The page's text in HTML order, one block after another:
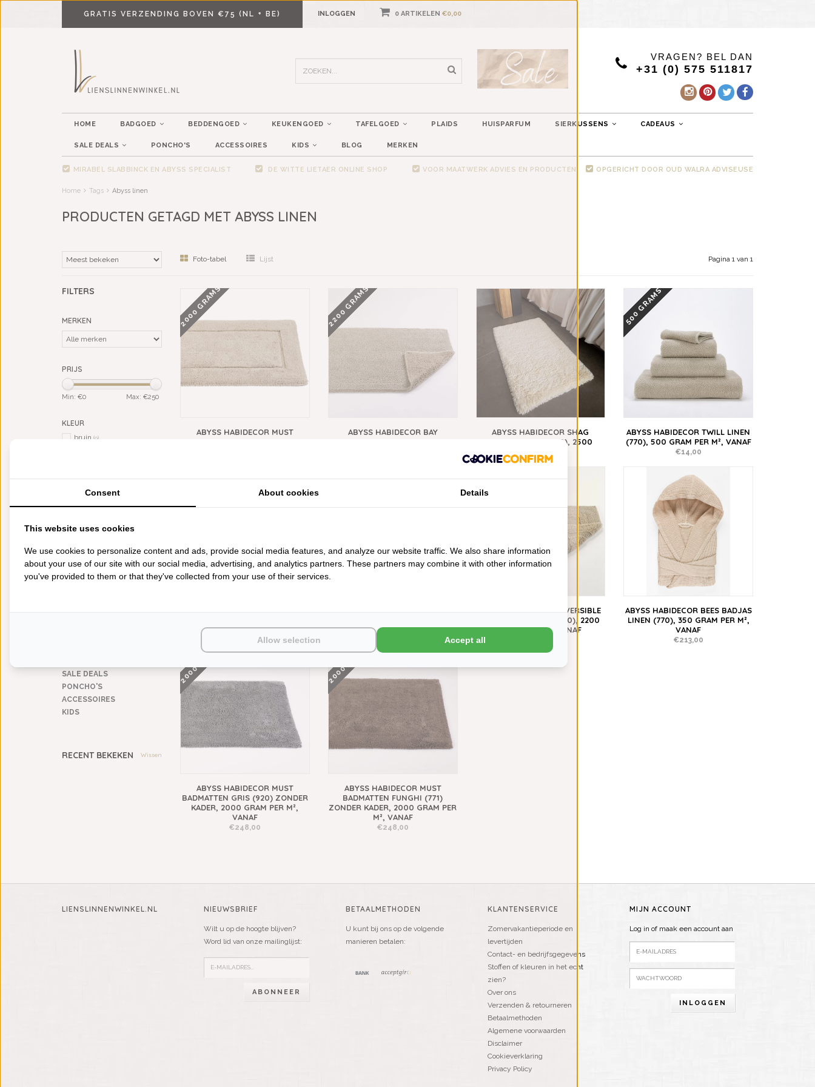
GRATIS VERZENDING BOVEN €75 (NL + BE) INLOGGEN 0 ARTIKELEN €0,00
VRAGEN? BEL DAN
+31 (0) 575 511817
HOME BADGOED BEDDENGOED KEUKENGOED TAFELGOED PLAIDS HUISPARFUM SIERKUSSENS CADEAUS
SALE DEALS PONCHO'S ACCESSOIRES KIDS BLOG MERKEN
MIRABEL SLABBINCK EN ABYSS SPECIALIST DE WITTE LIETAER ONLINE SHOP VOOR MAATWERK ADVIES EN PRODUCTEN OPGERICHT DOOR OUD WALRA ADVISEUSE
Home Tags Abyss linen
PRODUCTEN GETAGD MET ABYSS LINEN
Foto-tabel Lijst Pagina 1 van 1
FILTERS
MERKEN
PRIJS
Min: €0 Max: €250
KLEUR
bruin (9)
MATERIAAL
Giza Egypt. katoen (ELS)(7)
CATEGORIEËN
BADGOED
TAFELGOED
SALE DEALS
PONCHO'S
ACCESSOIRES
KIDS
RECENT BEKEKEN Wissen
2000 GRAMS
ABYSS HABIDECOR MUST
2200 GRAMS
ABYSS HABIDECOR BAY
ABYSS HABIDECOR SHAG
BADMAT LINEN (770), 2500
€213,00
500 GRAMS
ABYSS HABIDECOR TWILL LINEN
(770), 500 GRAM PER M², VANAF
€14,00
2000 GRAMS
ABYSS HABIDECOR MUST
GRAM PER M², VANAF
€128,00
1200 GRAMS
ABYSS HABIDECOR DOUBLE
GRAM PER M², VANAF
2200 GRAMS
ABYSS HABIDECOR REVERSIBLE
BADMATTEN LINEN (770), 2200
GRAM PER M², VANAF
ABYSS HABIDECOR BEES BADJAS
LINEN (770), 350 GRAM PER M²,
VANAF
€213,00
2000 GRAMS
ABYSS HABIDECOR MUST
BADMATTEN GRIS (920) ZONDER
KADER, 2000 GRAM PER M²,
VANAF
€248,00
2000 GRAMS
ABYSS HABIDECOR MUST
BADMATTEN FUNGHI (771)
ZONDER KADER, 2000 GRAM PER
M², VANAF
€248,00
LIENSLINNENWINKEL.NL NIEUWSBRIEF
Wilt u op de hoogte blijven?
Word lid van onze mailinglijst:
ABONNEER
BETAALMETHODEN
U kunt bij ons op de volgende
manieren betalen:
KLANTENSERVICE
Zomervakantieperiode en
levertijden
Contact- en bedrijfsgegevens
Stoffen of kleuren in het echt
zien?
Over ons
Verzenden & retourneren
Betaalmethoden
Algemene voorwaarden
Disclaimer
Cookieverklaring
Privacy Policy
MIJN ACCOUNT
Log in of maak een account aan
INLOGGEN
Consent About cookies Details
This website uses cookies
We use cookies to personalize content and ads, provide social media features, and analyze our website traffic. We also share information
about your use of our site with our social media, advertising, and analytics partners. These partners may combine it with other information
you've provided to them or that they've collected from your use of their services.
Allow selection Accept all